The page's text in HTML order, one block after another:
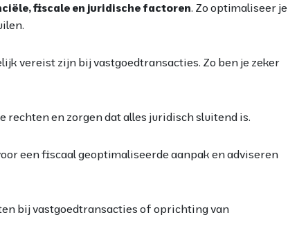
fiscale en juridische factoren. Zo optimaliseer je
vereist zijn bij vastgoedtransacties. Zo ben je zeker
en zorgen dat alles juridisch sluitend is.
een fiscaal geoptimaliseerde aanpak en adviseren
bij vastgoedtransacties of oprichting van